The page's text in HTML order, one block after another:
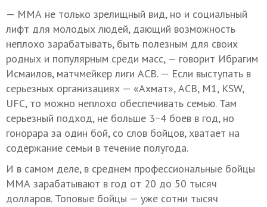
— ММА не только зрелищный вид, но и социальный
лифт для молодых людей, дающий возможность
неплохо зарабатывать, быть полезным для своих
родных и популярным среди масс, — говорит Ибрагим
Исмаилов, матчмейкер лиги АСВ. — Если выступать в
серьезных организациях — «Ахмат», АСВ, М1, KSW,
UFC, то можно неплохо обеспечивать семью. Там
серьезный подход, не больше 3−4 боев в год, но
гонорара за один бой, со слов бойцов, хватает на
содержание семьи в течение полугода.
И в самом деле, в среднем профессиональные бойцы
ММА зарабатывают в год от 20 до 50 тысяч
долларов. Топовые бойцы — уже сотни тысяч